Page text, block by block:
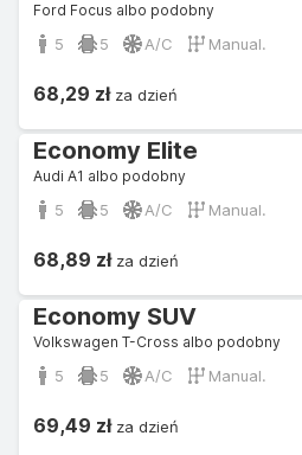
Ford Focus albo podobny
5 5 A/C Manual.
68,29 złza dzień
Economy Elite
Audi A1 albo podobny
5 5 A/C Manual.
68,89 złza dzień
Economy SUV
Volkswagen T-Cross albo podobny
5 5 A/C Manual.
69,49 złza dzień